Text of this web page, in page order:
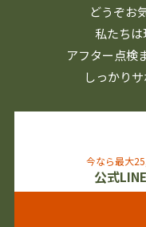
どうぞお
私たち
アフター点検ま
しっかり
今なら最大
公式